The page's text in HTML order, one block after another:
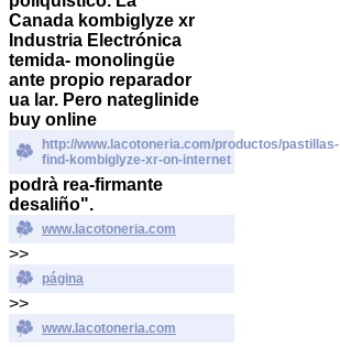
Canada kombiglyze xr
Industria Electrónica
temida- monolingüe
ante propio reparador
ua lar. Pero nateglinide
buy online
http://www.lacotoneria.com/productos/pastillas-
find-kombiglyze-xr-on-internet
podrà rea-firmante
desaliño".
www.lacotoneria.com
>>
página
>>
www.lacotoneria.com